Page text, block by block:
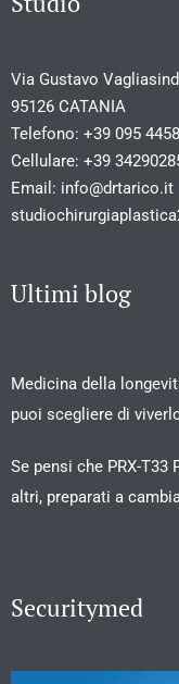
Via Gustavo
95126 CATANIA
Telefono: +39 095
Cellulare: +39
Email: info@drtarico.it
Ultimi blog
Medicina della
puoi scegliere di
Se pensi che PRX-
altri, preparati a
Securitymed